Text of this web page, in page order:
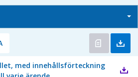
med innehållsförteckning